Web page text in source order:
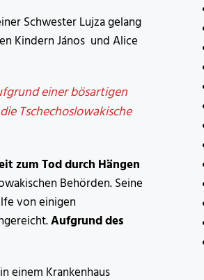
Schwester Lujza gelang
Kindern János und Alice
einer bösartigen
Tschechoslowakische
zum Tod durch Hängen
Behörden. Seine
von einigen
Aufgrund des
einem Krankenhaus